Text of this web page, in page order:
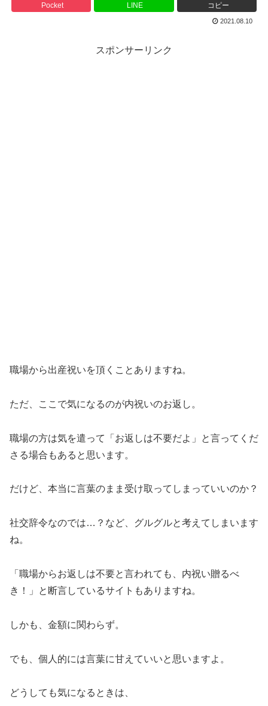
Pocket LINE コピー
2021.08.10
スポンサーリンク
職場から出産祝いを頂くことありますね。
ただ、ここで気になるのが内祝いのお返し。
職場の方は気を遣って「お返しは不要だよ」と言ってくだ
さる場合もあると思います。
だけど、本当に言葉のまま受け取ってしまっていいのか？
社交辞令なのでは…？など、グルグルと考えてしまいます
ね。
「職場からお返しは不要と言われても、内祝い贈るべ
き！」と断言しているサイトもありますね。
しかも、金額に関わらず。
でも、個人的には言葉に甘えていいと思いますよ。
どうしても気になるときは、